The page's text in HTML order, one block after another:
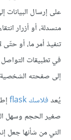
على إرسال البيانات
تنفيذ أمر ما، أو
في تطبيقات
إلى صفحته
يُعدفلاسك flask
صغير الحجم وسهل
التي من شأنها جعل